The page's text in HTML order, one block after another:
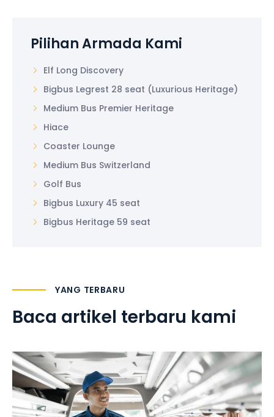
Pilihan Armada Kami
Elf Long Discovery
Bigbus Legrest 28 seat (Luxurious Heritage)
Medium Bus Premier Heritage
Hiace
Coaster Lounge
Medium Bus Switzerland
Golf Bus
Bigbus Luxury 45 seat
Bigbus Heritage 59 seat
YANG TERBARU
Baca artikel terbaru kami